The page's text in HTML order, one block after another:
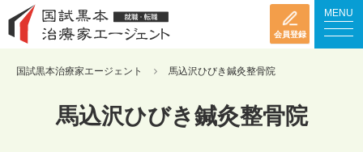
会員登録
MENU
国試黒本治療家エージェント 馬込沢ひびき鍼灸整骨院
馬込沢ひびき鍼灸整骨院